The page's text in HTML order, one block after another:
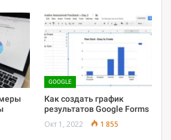
GOOGLE
Как создать график
результатов Google Forms
Окт 1, 2022 1 855